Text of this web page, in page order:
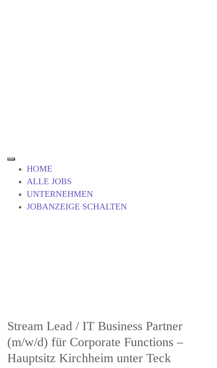
HOME
ALLE JOBS
UNTERNEHMEN
JOBANZEIGE SCHALTEN
Stream Lead / IT Business Partner
(m/w/d) für Corporate Functions –
Hauptsitz Kirchheim unter Teck